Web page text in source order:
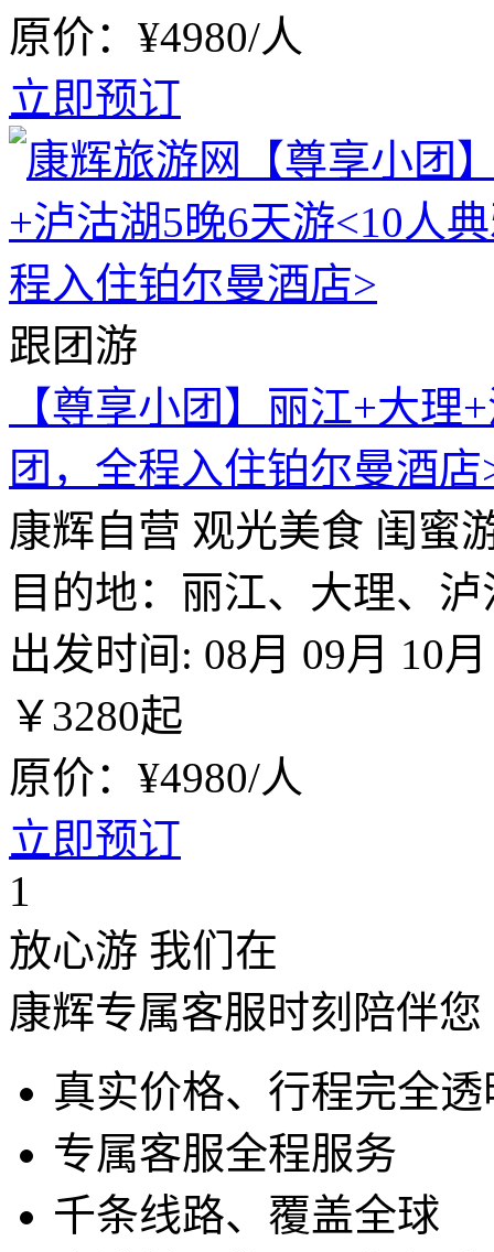
原价：¥4980/人
立即预订
跟团游
【尊享小团】丽江+大理
团，全程入住铂尔曼酒店
康辉自营 观光美食 闺蜜
目的地：丽江、大理、泸
出发时间: 08月 09月 10月
￥3280起
原价：¥4980/人
立即预订
1
放心游 我们在
康辉专属客服时刻陪伴您
真实价格、行程完全透
专属客服全程服务
千条线路、覆盖全球